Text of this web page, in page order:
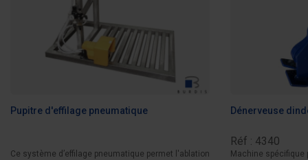
Pupitre d'effilage pneumatique
Ce système d’effilage pneumatique permet l'ablation
Dénerveuse
Réf : 4340
Machine spécifique